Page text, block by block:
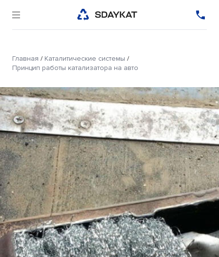
Главная / Каталитические системы /
Принцип работы катализатора на авто